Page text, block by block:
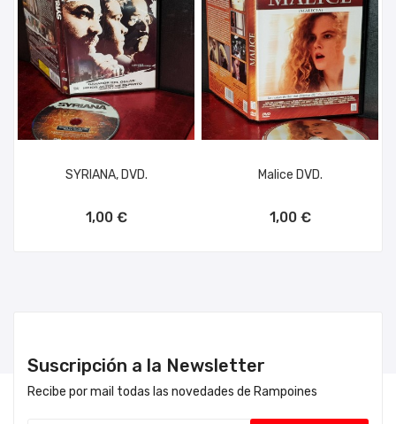
SYRIANA, DVD.
1,00 €
Malice DVD.
1,00 €
Suscripción a la Newsletter
Recibe por mail todas las novedades de Rampoines